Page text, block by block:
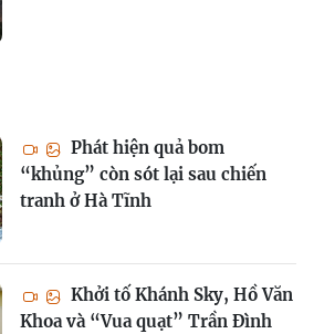
Phát hiện quả bom
“khủng” còn sót lại sau chiến
tranh ở Hà Tĩnh
Khởi tố Khánh Sky, Hồ Văn
Khoa và “Vua quạt” Trần Đình